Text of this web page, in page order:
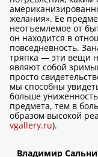
желания». Ее
неотъемлемое от
он находится в
повседневность.
тряпка — эти вещи
являют собой
просто
мы способны
больше
предмета, тем в
образом высокой
vgallery.ru).
Владимир